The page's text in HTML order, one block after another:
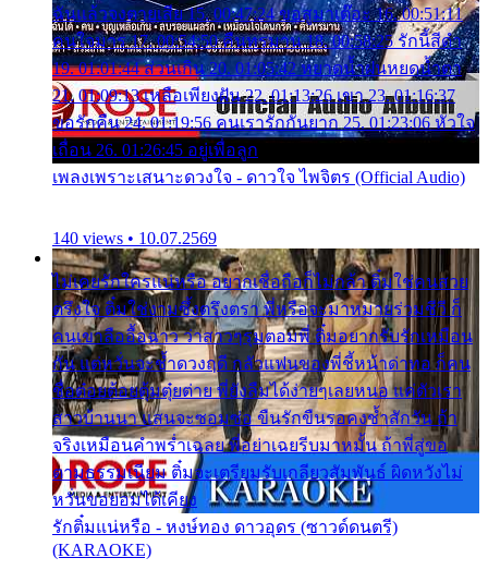
ฉันแล้วจงตายเสีย 15. 00:47:24 ขอสูมาเต๊อะ 16. 00:51:11
คนใจมาร 17. 00:54:50 คืนทรมาน 18. 00:58:25 รักนี้สีดำ
19. 01:01:44 ส่วนเกิน 20. 01:05:42 หยาดน้ำฝนหยดน้ำตา
21. 01:09:13 เหลือเพียงฝัน 22. 01:13:26 เขา 23. 01:16:37
ขอรักคืน 24. 01:19:56 คนเรารักกันยาก 25. 01:23:06 หัวใจ
เถื่อน 26. 01:26:45 อยู่เพื่อลูก
เพลงเพราะเสนาะดวงใจ - ดาวใจ ไพจิตร (Official Audio)
140 views • 10.07.2569
ไม่เคยรักใครแน่หรือ อยากเชื่อถือก็ไม่กล้า ติ๋มใช่คนสวย
ตรึงใจ ติ๋มใช่งามซึ้งตรึงตรา พี่หรือจะมาหมายร่วมชีวี ก็
คนเขาลืออื้อฉาว ว่าสาวๆรุมตอมพี่ ติ๋มอยากรับรักเหมือน
กัน แต่หวั่นจะช้ำดวงฤดี กลัวแฟนของพี่ชี้หน้าด่าทอ ก็คน
ชื่อต๋อยต้อยตุ้มตุ๋ยต่าย พี่ยังลืมได้ง่ายๆเลยหนอ แค่ตัวเรา
สาวบ้านนา แสนจะซอมซ่อ ขืนรักขืนรอคงช้ำสักวัน ถ้า
จริงเหมือนคำพร่ำเฉลย พี่อย่าเฉยรีบมาหมั้น ถ้าพี่สู่ขอ
ตามธรรมเนียม ติ๋มจะเตรียมรับเกลียวสัมพันธ์ ผิดหวังไม่
หวั่นขอยอมได้เคียง
รักติ๋มแน่หรือ - หงษ์ทอง ดาวอุดร (ซาวด์ดนตรี)
(KARAOKE)